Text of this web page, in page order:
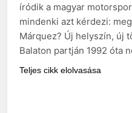
íródik a magyar
mindenki azt kérdezi:
Márquez? Új helyszín, új
Balaton partján 1992 óta
Teljes cikk elolvasása